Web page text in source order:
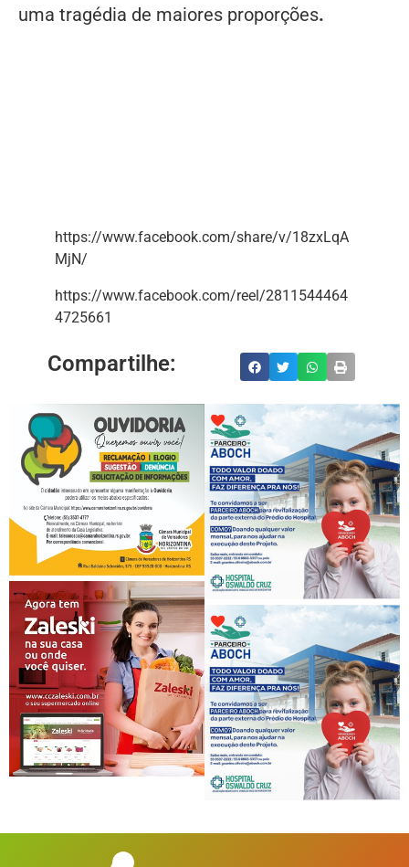
uma tragédia de maiores proporções.
https://www.facebook.com/share/v/18zxLqA
MjN/
https://www.facebook.com/reel/2811544464
4725661
Compartilhe: